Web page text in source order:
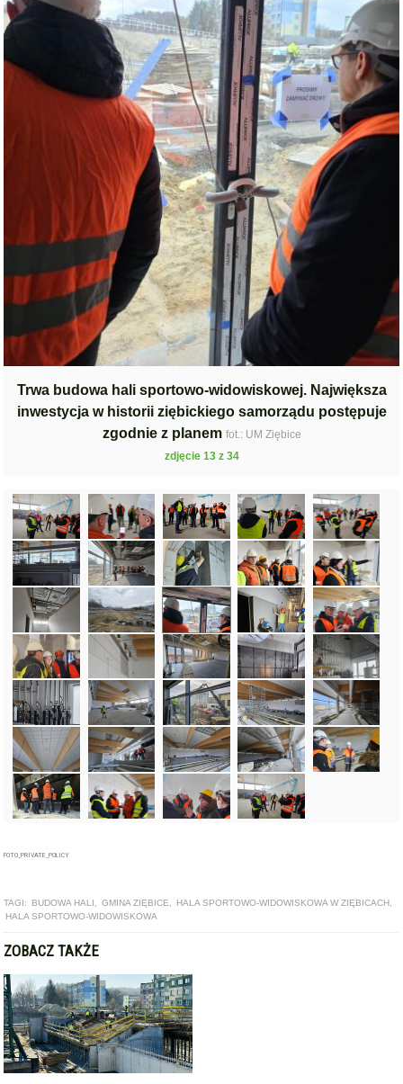
Trwa budowa hali sportowo-widowiskowej. Największa
inwestycja w historii ziębickiego samorządu postępuje
zgodnie z planem fot.: UM Ziębice
zdjęcie 13 z 34
FOTO_PRIVATE_POLICY
TAGI: BUDOWA HALI GMINA ZIĘBICE HALA SPORTOWO-WIDOWISKOWA W ZIĘBICACH
HALA SPORTOWO-WIDOWISKOWA
ZOBACZ TAKŻE